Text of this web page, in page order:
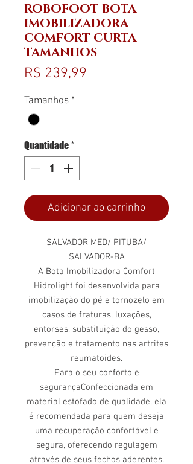
ROBOFOOT BOTA
IMOBILIZADORA
COMFORT CURTA
TAMANHOS
R$ 239,99
Tamanhos *
Quantidade *
Adicionar ao carrinho
SALVADOR MED/ PITUBA/
SALVADOR-BA
A Bota Imobilizadora Comfort
Hidrolight foi desenvolvida para
imobilização do pé e tornozelo em
casos de fraturas, luxações,
entorses, substituição do gesso,
prevenção e tratamento nas artrites
reumatoides.
Para o seu conforto e
segurançaConfeccionada em
material estofado de qualidade, ela
é recomendada para quem deseja
uma recuperação confortável e
segura, oferecendo regulagem
através de seus fechos aderentes.